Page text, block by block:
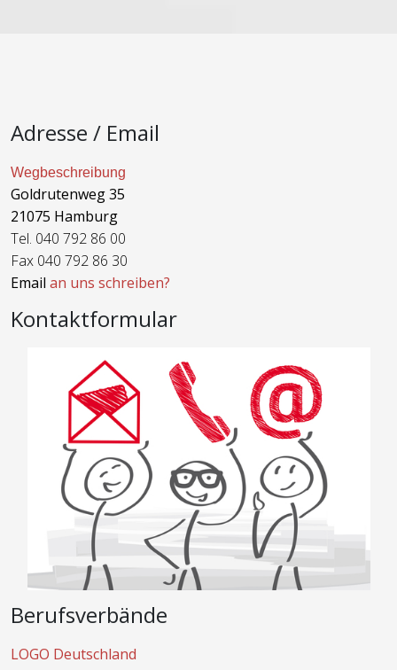
Adresse / Email
Wegbeschreibung
Goldrutenweg 35
21075 Hamburg
Tel. 040 792 86 00
Fax 040 792 86 30
Email an uns schreiben?
Kontaktformular
Berufsverbände
LOGO Deutschland